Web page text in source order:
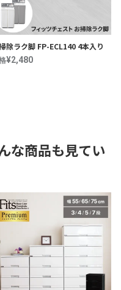
除ラク脚 FP-ECL140 4本入り
¥2,480
な商品も見てい